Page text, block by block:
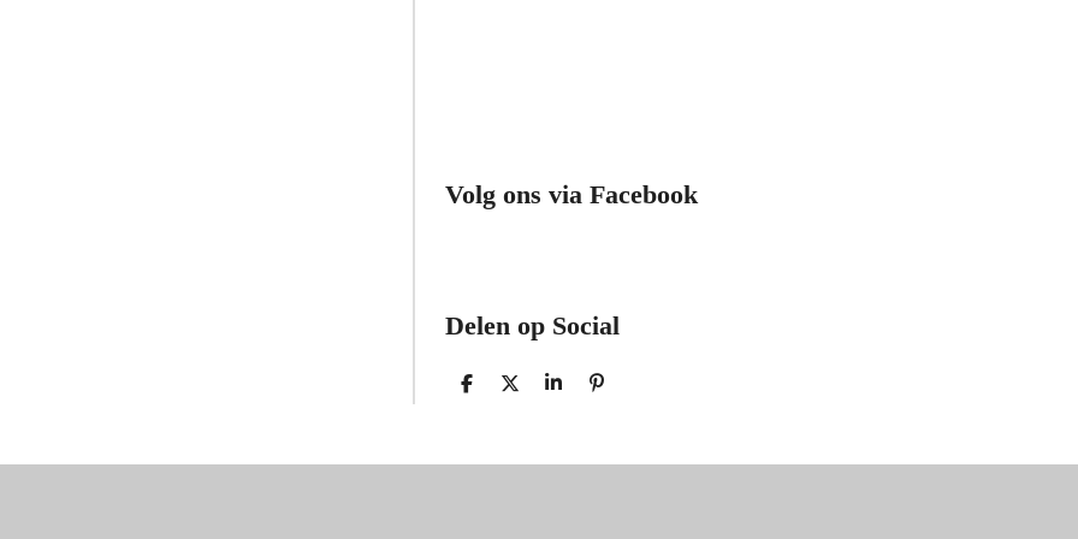
Volg ons via Facebook
Delen op Social
D
N
D
S
E
P
E